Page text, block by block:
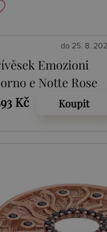
do 25. 8.
Emozioni
e Notte Rose
Coin
Kč Koupit